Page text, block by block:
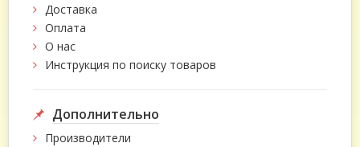
Доставка
Оплата
О нас
Инструкция по поиску товаров
Дополнительно
Производители